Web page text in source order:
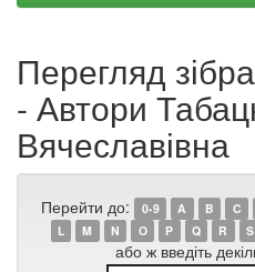
Перегляд
- Автори
Вячеславівна
Перейти до: 0-9 A B C
L
M N O P Q R S
або ж введіть